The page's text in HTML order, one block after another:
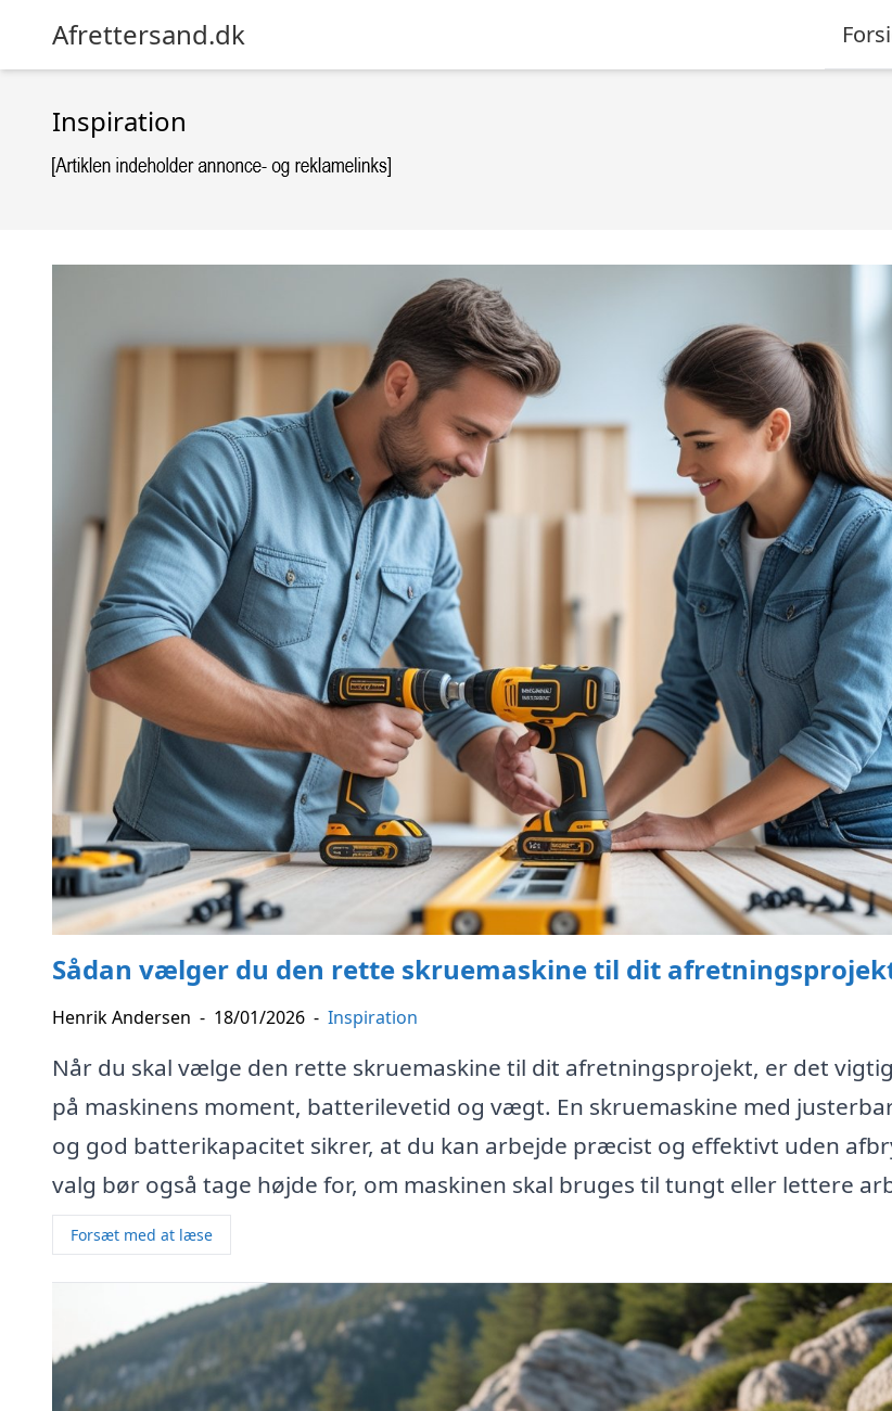
Afrettersand.dk
Inspiration
Sådan vælger du den rette skruemaskine til dit
Henrik Andersen - 18/01/2026 - Inspiration
Når du skal vælge den rette skruemaskine til dit afretningsprojekt, er det
på maskinens moment, batterilevetid og vægt. En skruemaskine med
og god batterikapacitet sikrer, at du kan arbejde præcist og effektivt uden
valg bør også tage højde for, om maskinen skal bruges til tungt eller lettere
Forsæt med at læse